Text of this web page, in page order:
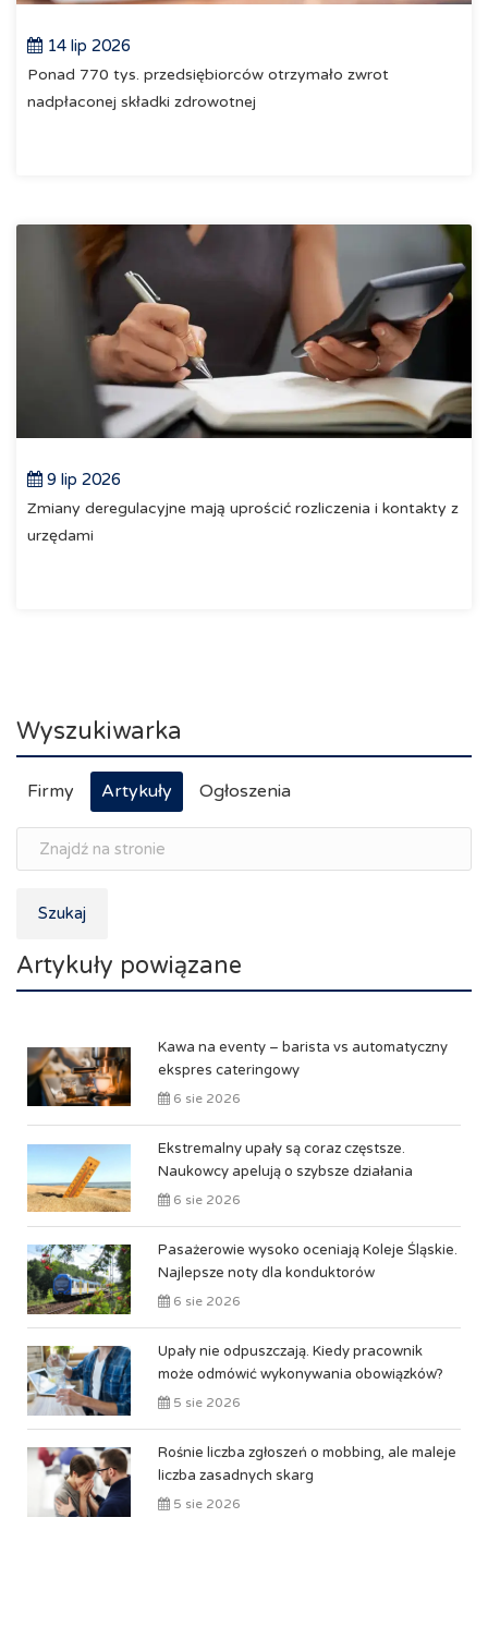
14 lip 2026
Ponad 770 tys. przedsiębiorców otrzymało zwrot
nadpłaconej składki zdrowotnej
9 lip 2026
Zmiany deregulacyjne mają uprościć rozliczenia i kontakty z
urzędami
Wyszukiwarka
Firmy Artykuły Ogłoszenia
Szukaj
Artykuły powiązane
Kawa na eventy – barista vs automatyczny
ekspres cateringowy
6 sie 2026
Ekstremalny upały są coraz częstsze.
Naukowcy apelują o szybsze działania
6 sie 2026
Pasażerowie wysoko oceniają Koleje Śląskie.
Najlepsze noty dla konduktorów
6 sie 2026
Upały nie odpuszczają. Kiedy pracownik
może odmówić wykonywania obowiązków?
5 sie 2026
Rośnie liczba zgłoszeń o mobbing, ale maleje
liczba zasadnych skarg
5 sie 2026